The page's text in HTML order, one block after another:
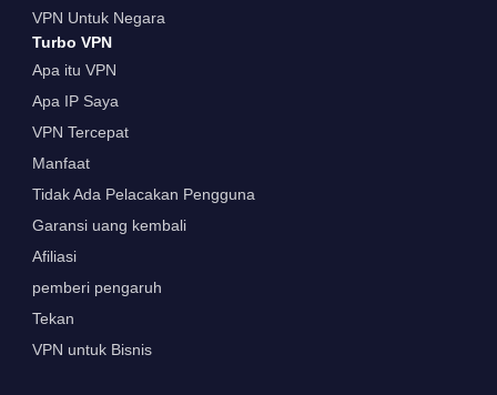
VPN Untuk Negara
Turbo VPN
Apa itu VPN
Apa IP Saya
VPN Tercepat
Manfaat
Tidak Ada Pelacakan Pengguna
Garansi uang kembali
Afiliasi
pemberi pengaruh
Tekan
VPN untuk Bisnis